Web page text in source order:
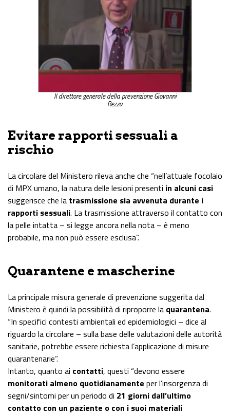
Il direttore generale della prevenzione Giovanni
Rezza
Evitare rapporti sessuali a
rischio
La circolare del Ministero rileva anche che “nell’attuale focolaio
di MPX umano, la natura delle lesioni presenti in alcuni casi
suggerisce che la trasmissione sia avvenuta durante i
rapporti sessuali. La trasmissione attraverso il contatto con
la pelle intatta – si legge ancora nella nota – è meno
probabile, ma non può essere esclusa”.
Quarantene e mascherine
La principale misura generale di prevenzione suggerita dal
Ministero è quindi la possibilità di riproporre la quarantena.
“In specifici contesti ambientali ed epidemiologici – dice al
riguardo la circolare – sulla base delle valutazioni delle autorità
sanitarie, potrebbe essere richiesta l’applicazione di misure
quarantenarie”.
Intanto, quanto ai contatti, questi “devono essere
monitorati almeno quotidianamente per l’insorgenza di
segni/sintomi per un periodo di 21 giorni dall’ultimo
contatto con un paziente o con i suoi materiali